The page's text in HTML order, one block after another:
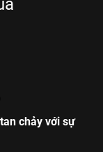
chảy với sự